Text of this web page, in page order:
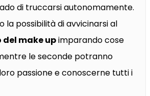
di truccarsi autonomamente.
la possibilità di avvicinarsi al
make upimparando cose
le seconde potranno
passione e conoscerne tutti i